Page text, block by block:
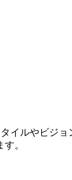
イルやビジ
。